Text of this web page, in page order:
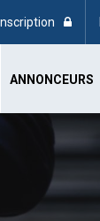
ANNONCEURS